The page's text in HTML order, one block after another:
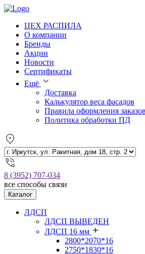
ЦЕХ РАСПИЛА
О компании
Бренды
Акции
Новости
Сертификаты
Ещё
Доставка
Калькулятор веса фасадов
Правила оформления заказов
Политика обработки ПД
8 (3952) 707-034
все способы связи
Каталог
ЛДСП
ЛДСП ВЫВЕДЕН
ЛДСП 16 мм
2800*2070*16
2750*1830*16